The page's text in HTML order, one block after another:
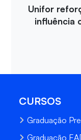
Unifor
influência
CURSOS
Graduação
Graduação